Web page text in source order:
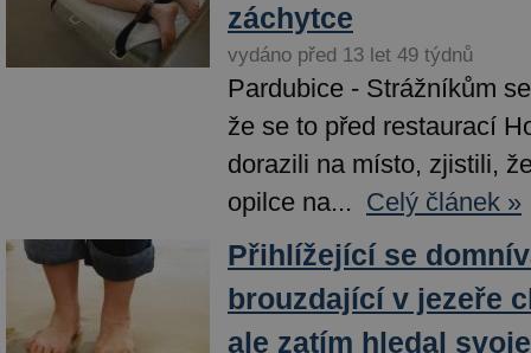
záchytce
vydáno před 13 let 49 týdnů
Pardubice - Strážníkům
že se to před restaurací
dorazili na místo, zjistili,
opilce na... Celý článek »
Přihlížející se
brouzdající v jezeře
ale zatím hledal